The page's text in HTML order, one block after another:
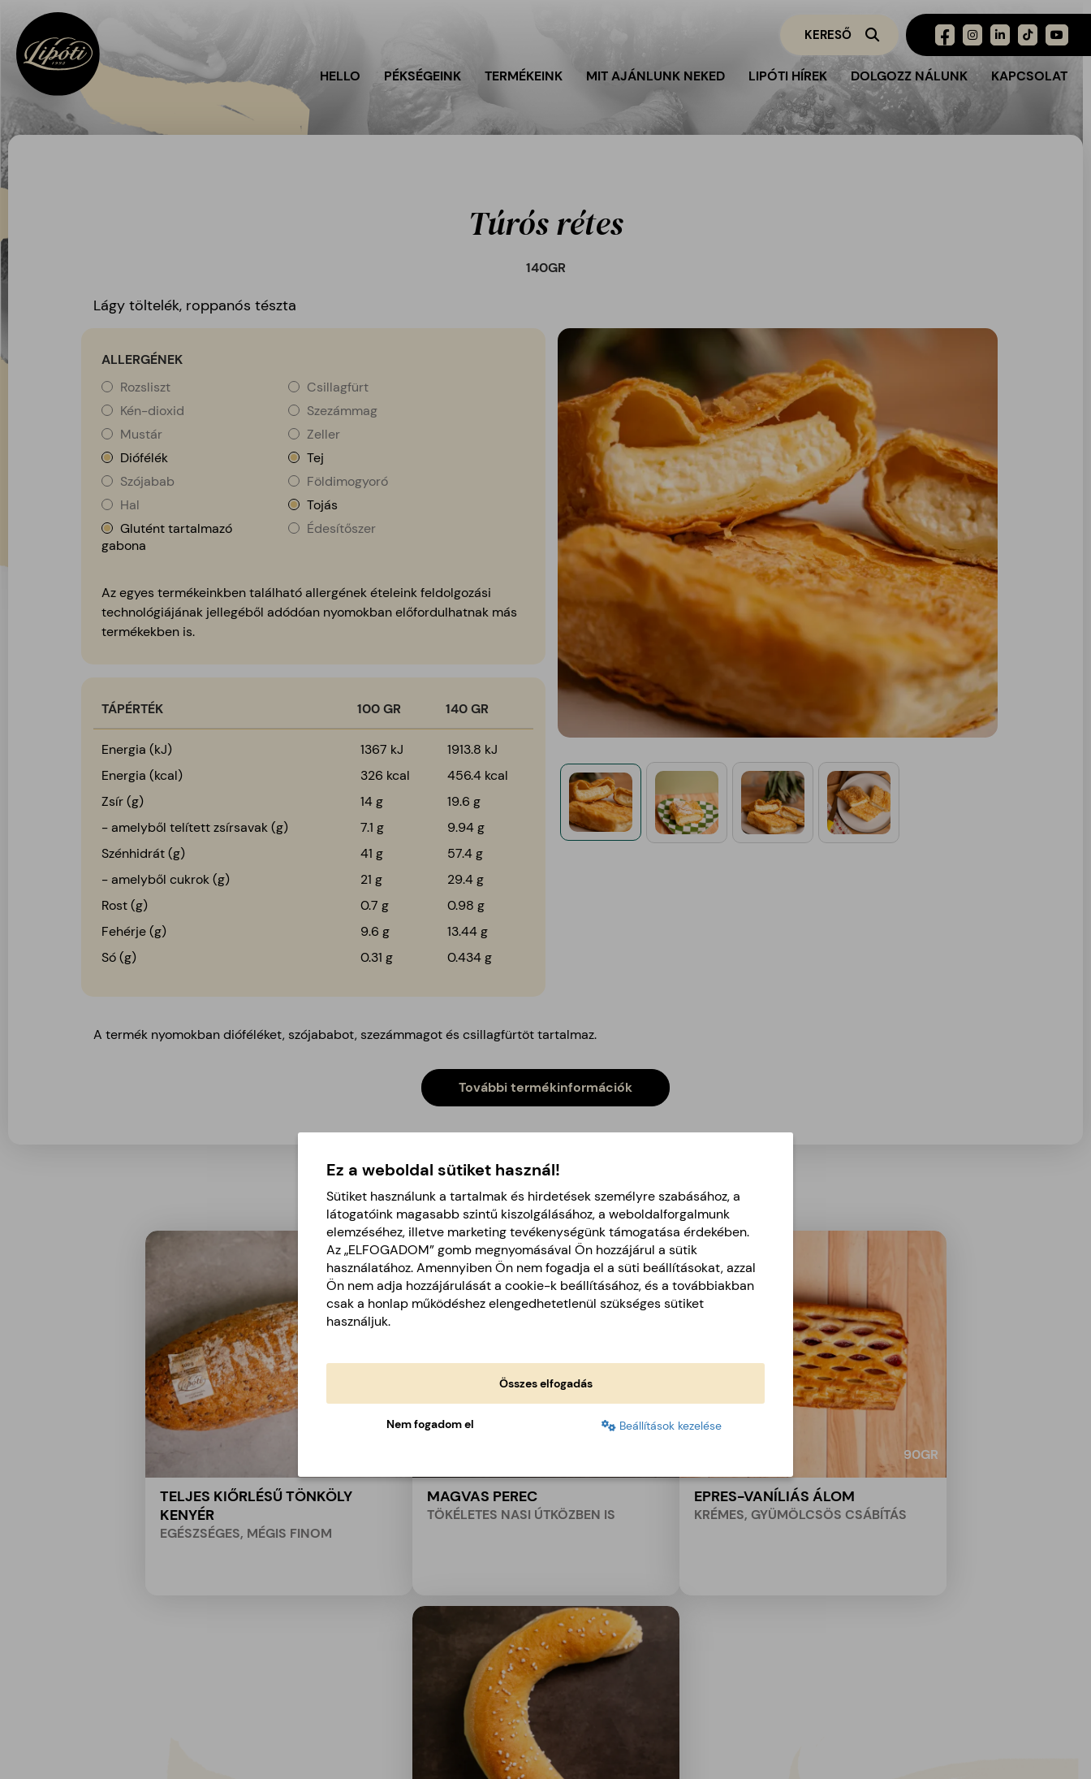
HELLO PÉKSÉGEINK TERMÉKEINK MIT AJÁNLUNK NEKED LIPÓTI HÍREK DOLGOZZ NÁLUNK KAPCSOLAT
Túrós rétes
140GR
Lágy töltelék, roppanós tészta
ALLERGÉNEK
Rozsliszt
Csillagfürt
Kén-dioxid
Szezámmag
Mustár
Zeller
Diófélék
Tej
Szójabab
Földimogyoró
Hal
Tojás
Glutént tartalmazó
gabona
Édesítőszer
Az egyes termékeinkben található allergének ételeink feldolgozási
technológiájának jellegéből adódóan nyomokban előfordulhatnak más
termékekben is.
TÁPÉRTÉK 100 GR 140GR
Energia (kJ) 1367 kJ
1913.8 kJ
Energia (kcal)
326 kcal
456.4 kcal
Zsír (g)
14 g
19.6 g
- amelyből telített zsírsavak (g)
7.1 g
9.94 g
Szénhidrát (g)
41 g
57.4 g
- amelyből cukrok (g)
21 g
29.4 g
Rost (g)
0.7 g
0.98 g
Fehérje (g)
9.6 g
13.44 g
Só (g)
0.31 g 0.434 g
A termék nyomokban dióféléket, szójababot, szezámmagot és csillagfürtöt tartalmaz.
További termékinformációk
ŐKET PRÓBÁLTAD MÁR?
TELJES KIŐRLÉSŰ TÖNKÖLY
KENYÉR
EGÉSZSÉGES, MÉGIS FINOM
MAGVAS PEREC
TÖKÉLETES NASI ÚTKÖZBEN IS
90GR
EPRES-VANÍLIÁS ÁLOM
KRÉMES, GYÜMÖLCSÖS CSÁBÍTÁS
Ez a weboldal sütiket használ!
Sütiket használunk a tartalmak és hirdetések személyre szabásához, a
látogatóink magasabb szintű kiszolgálásához, a weboldalforgalmunk
elemzéséhez, illetve marketing tevékenységünk támogatása érdekében.
Az „ELFOGADOM” gomb megnyomásával Ön hozzájárul a sütik
használatához. Amennyiben Ön nem fogadja el a süti beállításokat, azzal
Ön nem adja hozzájárulását a cookie-k beállításához, és a továbbiakban
csak a honlap működéshez elengedhetetlenül szükséges sütiket
használjuk.
Összes elfogadás
Nem fogadom el Beállítások kezelése